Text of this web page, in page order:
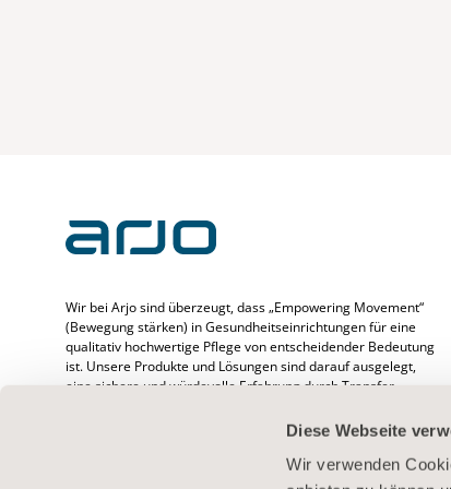
Diese Webseite
Wir verwenden
Wir bei Arjo sind überzeugt, dass „Empowering Movement“
(Bewegung stärken) in Gesundheitseinrichtungen für eine
qualitativ hochwertige Pflege von entscheidender Bedeutung
ist. Unsere Produkte und Lösungen sind darauf ausgelegt,
eine sichere und würdevolle Erfahrung durch Transfer,
Diagnostik sowie Prävention von druckbedingten
beschäftigen mehr als 6500 Menschen weltweit und
verfügen über mehr als 65 Jahre Erfahrung im Umgang mit